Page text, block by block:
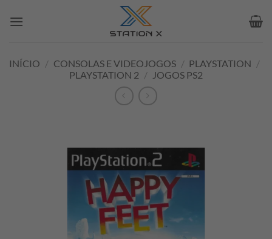
INÍCIO / CONSOLAS E VIDEOJOGOS / PLAYSTATION /
PLAYSTATION 2 / JOGOS PS2